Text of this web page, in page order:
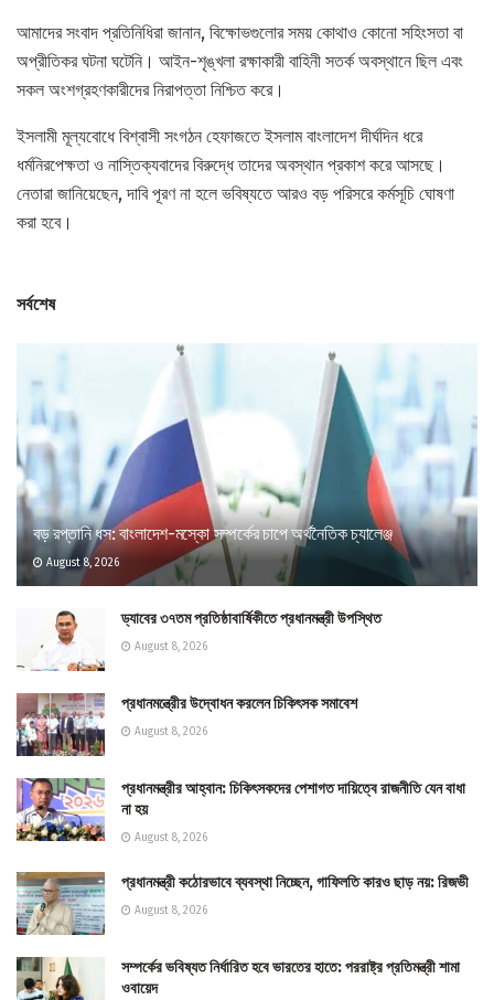
আমাদের সংবাদ প্রতিনিধিরা জানান, বিক্ষোভগুলোর সময় কোথাও কোনো সহিংসতা বা
অপ্রীতিকর ঘটনা ঘটেনি। আইন-শৃঙ্খলা রক্ষাকারী বাহিনী সতর্ক অবস্থানে ছিল এবং
সকল অংশগ্রহণকারীদের নিরাপত্তা নিশ্চিত করে।
ইসলামী মূল্যবোধে বিশ্বাসী সংগঠন হেফাজতে ইসলাম বাংলাদেশ দীর্ঘদিন ধরে
ধর্মনিরপেক্ষতা ও নাস্তিক্যবাদের বিরুদ্ধে তাদের অবস্থান প্রকাশ করে আসছে।
নেতারা জানিয়েছেন, দাবি পূরণ না হলে ভবিষ্যতে আরও বড় পরিসরে কর্মসূচি ঘোষণা
করা হবে।
সর্বশেষ
বড় রপ্তানি ধস: বাংলাদেশ-মস্কো সম্পর্কের চাপে অর্থনৈতিক চ্যালেঞ্জ
August 8, 2026
ড্যাবের ৩৭তম প্রতিষ্ঠাবার্ষিকীতে প্রধানমন্ত্রী উপস্থিত
August 8, 2026
প্রধানমন্ত্রীের উদ্বোধন করলেন চিকিৎসক সমাবেশ
August 8, 2026
প্রধানমন্ত্রীর আহ্বান: চিকিৎসকদের পেশাগত দায়িত্বে রাজনীতি যেন বাধা
না হয়
August 8, 2026
প্রধানমন্ত্রী কঠোরভাবে ব্যবস্থা নিচ্ছেন, গাফিলতি কারও ছাড় নয়: রিজভী
August 8, 2026
সম্পর্কের ভবিষ্যত নির্ধারিত হবে ভারতের হাতে: পররাষ্ট্র প্রতিমন্ত্রী শামা
ওবায়েদ